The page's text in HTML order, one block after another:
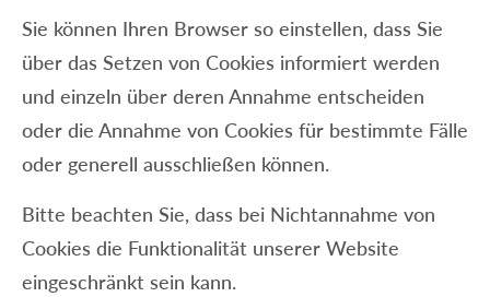
Sie können Ihren Browser so einstellen, dass Sie
über das Setzen von Cookies informiert werden
und einzeln über deren Annahme entscheiden
oder die Annahme von Cookies für bestimmte Fälle
oder generell ausschließen können.
Bitte beachten Sie, dass bei Nichtannahme von
Cookies die Funktionalität unserer Website
eingeschränkt sein kann.